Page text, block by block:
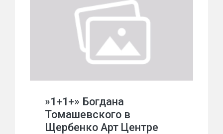
»1+1+» Богдана
Томашевского в
Щербенко Арт Центре